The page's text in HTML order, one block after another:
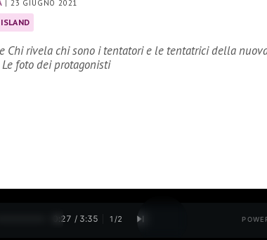
|23 GIUGNO 2021
Chi rivela chi sono i tentatori e le tentatrici della
foto dei protagonisti
0:28 / 3:35 1 /2